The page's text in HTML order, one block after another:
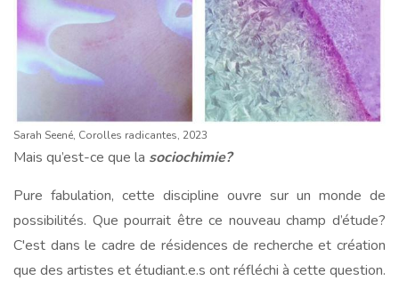
Sarah Seené, Corolles radicantes, 2023
Mais qu’est-ce que la sociochimie?
Pure fabulation, cette discipline ouvre sur un monde de
possibilités. Que pourrait être ce nouveau champ d’étude?
C'est dans le cadre de résidences de recherche et création
que des artistes et étudiant.e.s ont réfléchi à cette question.